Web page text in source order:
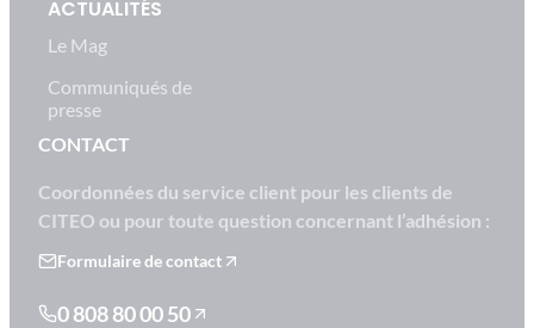
ACTUALITÉS
Le Mag
Communiqués de
presse
CONTACT
Coordonnées du service client pour les clients de
CITEO ou pour toute question concernant l’adhésion :
Formulaire de contact
0 808 80 00 50